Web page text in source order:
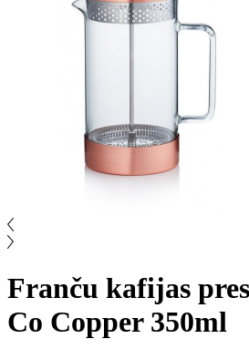
Franču kafijas
Co Copper 350ml